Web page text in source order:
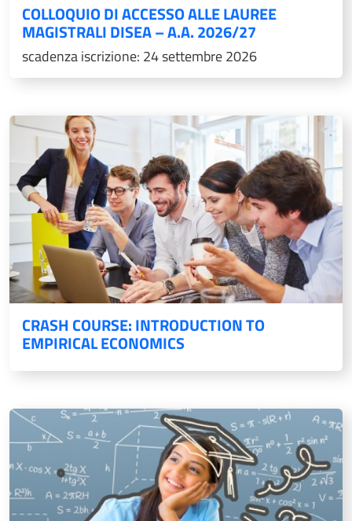
COLLOQUIO DI ACCESSO ALLE LAUREE
MAGISTRALI DISEA – A.A. 2026/27
scadenza iscrizione: 24 settembre 2026
CRASH COURSE: INTRODUCTION TO
EMPIRICAL ECONOMICS